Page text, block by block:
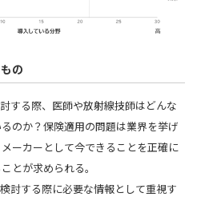
の
する際、医師や放射線技師はどんな
のか？保険適用の問題は業界を挙げ
ーカーとして今できることを正確に
とが求められる。
討する際に必要な情報として重視す